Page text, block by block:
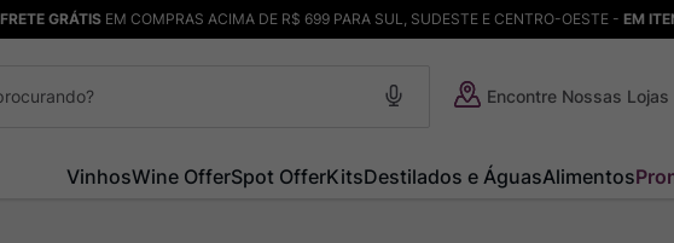
FRETE GRÁTISEM COMPRAS ACIMA DE R$ 699 PARA SUL, SUDESTE E CENTRO-OESTE - EM
Encontre Nossas Lojas
VinhosWine OfferSpot OfferKitsDestilados e ÁguasAlimentos